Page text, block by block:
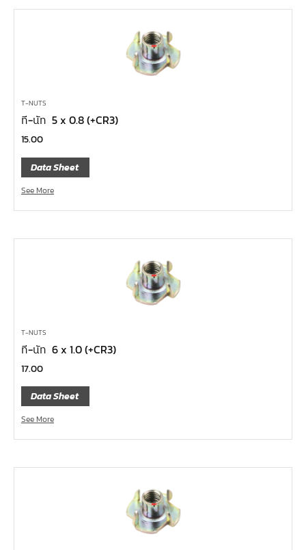
คีมปากจิ้งจก
บ๊อกซ์เดือยโผล่ Z-Series หกเหลี่ยม,ท๊อกซ์ ขนาด 1/4",
3/8", 1/2"
ด้ามฟรี, ด้ามบ๊อกซ์ Z-Series ขนาด 1/4", 3/8", 1/2"
ลูกบ๊อกซ์ สั้น, ยาว Koken Z-Series ขนาด 1/4", 3/8", 1/2"
ข้อต่อ Z-Series ขนาด 1/4", 3/8", 1/2"
ข้อต่อ
ด้ามขันบ๊อกซ์, ด้ามเลื่อน, ด้ามขันตัวแอล, ด้ามควง
ด้ามฟรี
บ๊อกซ์เดือยโผล่
ประแจตะขอ
เหล็กส่ง, เหล็กสกัด, เหล็กตอก
เครื่องมืองานไฟฟ้าแรงสูง
T-NUTS
ที-นัท 5 x 0.8 (+CR3)
15.00
Data Sheet
See More
T-NUTS
ที-นัท 6 x 1.0 (+CR3)
17.00
Data Sheet
See More